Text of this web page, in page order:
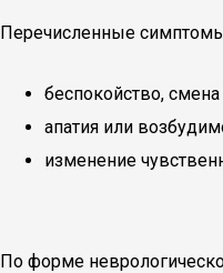
Перечисленные
беспокойство, смена
апатия или
изменение
По форме